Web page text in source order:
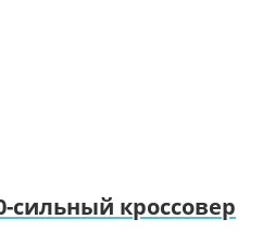
сильный кроссовер